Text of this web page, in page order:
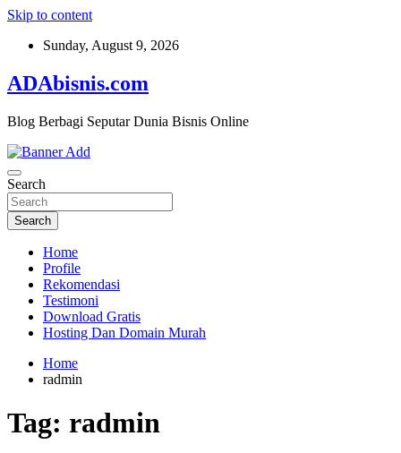
Skip to content
Sunday, August 9, 2026
ADAbisnis.com
Blog Berbagi Seputar Dunia Bisnis Online
Search
Search
Home
Profile
Rekomendasi
Testimoni
Download Gratis
Hosting Dan Domain Murah
Home
radmin
Tag: radmin